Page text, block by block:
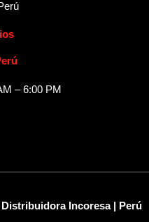
– 6:00 PM
Incoresa | Perú